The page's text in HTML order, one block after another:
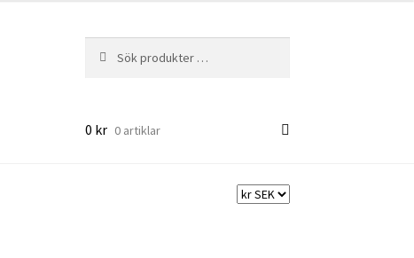
efter:
0 kr 0 artiklar